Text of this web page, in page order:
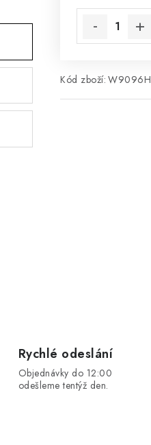
Kód zboží: W9096H
Rychlé odeslání
Objednávky do 12:00
odešleme tentýž den.